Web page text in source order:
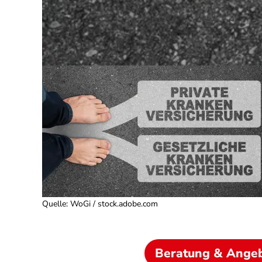
Quelle: WoGi / stock.adobe.com
Beratung &